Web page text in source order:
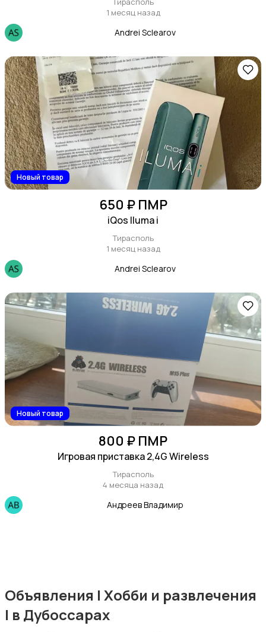
Видеофильмы
1 месяц назад
Andrei Sclearov
Новый товар
650 ₽ ПМР
iQos Iluma i
Тирасполь
1 месяц назад
Andrei Sclearov
Новый товар
800 ₽ ПМР
Игровая приставка 2,4G Wireless
Тирасполь
4 месяца назад
Андреев Владимир
Объявления | Хобби и развлечения
| в Дубоссарах